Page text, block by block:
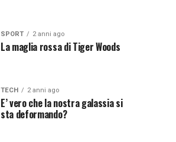
SPORT 2 anni ago
La maglia rossa di Tiger Woods
TECH 2 anni ago
E’ vero che la nostra galassia si
sta deformando?